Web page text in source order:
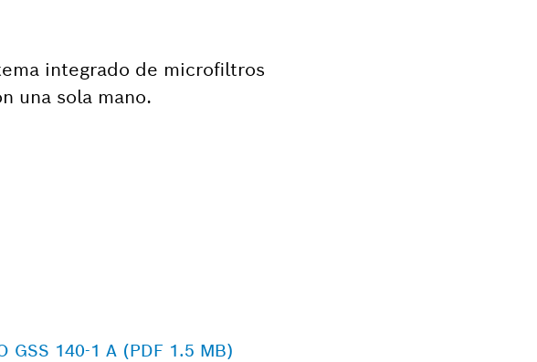
integrado de microfiltros
una sola mano.
GSS 140-1 A (PDF 1.5 MB)